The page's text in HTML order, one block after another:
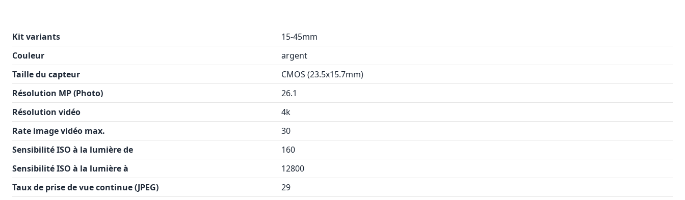
Kit variants
15-45mm
Couleur
argent
Taille du capteur
CMOS (23.5x15.7mm)
Résolution MP (Photo)
26.1
Résolution vidéo
4k
Rate image vidéo max.
30
Sensibilité ISO à la lumière de
160
Sensibilité ISO à la lumière à
12800
Taux de prise de vue continue (JPEG)
29